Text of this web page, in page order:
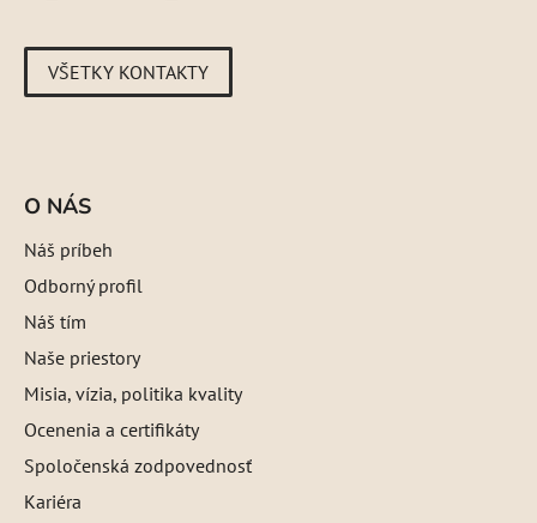
VŠETKY KONTAKTY
O NÁS
Náš príbeh
Odborný profil
Náš tím
Naše priestory
Misia, vízia, politika kvality
Ocenenia a certifikáty
Spoločenská zodpovednosť
Kariéra